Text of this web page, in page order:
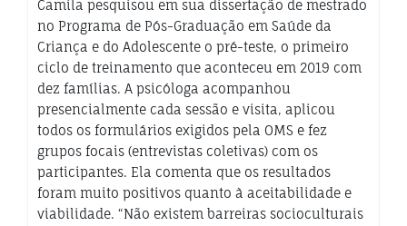
Camila pesquisou em sua dissertação de mestrado
no Programa de Pós-Graduação em Saúde da
Criança e do Adolescente o pré-teste, o primeiro
ciclo de treinamento que aconteceu em 2019 com
dez famílias. A psicóloga acompanhou
presencialmente cada sessão e visita, aplicou
todos os formulários exigidos pela OMS e fez
grupos focais (entrevistas coletivas) com os
participantes. Ela comenta que os resultados
foram muito positivos quanto à aceitabilidade e
viabilidade. “Não existem barreiras socioculturais